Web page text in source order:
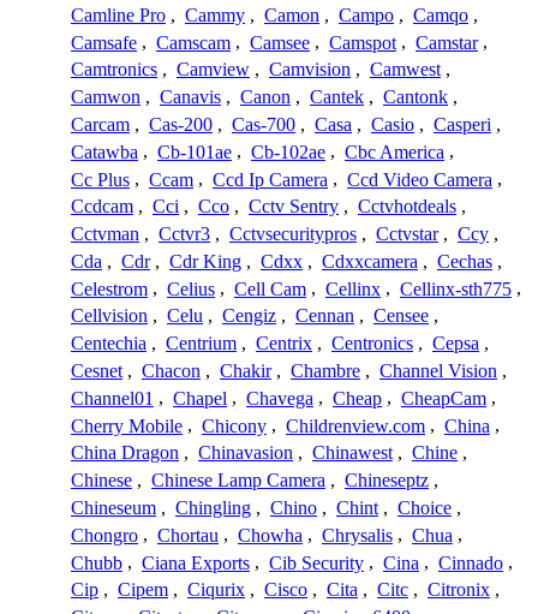
Camline Pro , Cammy , Camon , Campo , Camqo ,
Camsafe , Camscam , Camsee , Camspot , Camstar ,
Camtronics , Camview , Camvision , Camwest ,
Camwon , Canavis , Canon , Cantek , Cantonk ,
Carcam , Cas-200 , Cas-700 , Casa , Casio , Casperi ,
Catawba , Cb-101ae , Cb-102ae , Cbc America ,
Cc Plus , Ccam , Ccd Ip Camera , Ccd Video Camera ,
Ccdcam , Cci , Cco , Cctv Sentry , Cctvhotdeals ,
Cctvman , Cctvr3 , Cctvsecuritypros , Cctvstar , Ccy ,
Cda , Cdr , Cdr King , Cdxx , Cdxxcamera , Cechas ,
Celestrom , Celius , Cell Cam , Cellinx , Cellinx-sth775 ,
Cellvision , Celu , Cengiz , Cennan , Censee ,
Centechia , Centrium , Centrix , Centronics , Cepsa ,
Cesnet , Chacon , Chakir , Chambre , Channel Vision ,
Channel01 , Chapel , Chavega , Cheap , CheapCam ,
Cherry Mobile , Chicony , Childrenview.com , China ,
China Dragon , Chinavasion , Chinawest , Chine ,
Chinese , Chinese Lamp Camera , Chineseptz ,
Chineseum , Chingling , Chino , Chint , Choice ,
Chongro , Chortau , Chowha , Chrysalis , Chua ,
Chubb , Ciana Exports , Cib Security , Cina , Cinnado ,
Cip , Cipem , Ciqurix , Cisco , Cita , Citc , Citronix ,